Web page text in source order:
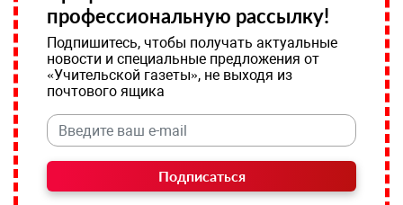
профессиональную рассылку!
Подпишитесь, чтобы получать актуальные
новости и специальные предложения от
«Учительской газеты», не выходя из
почтового ящика
Подписаться